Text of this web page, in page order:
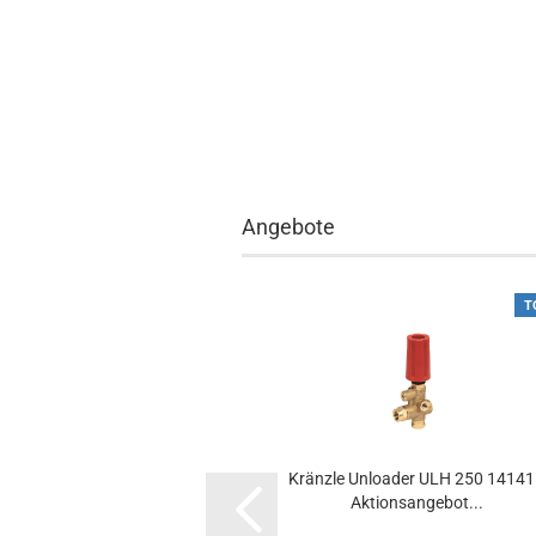
Angebote
Kränzle Unloader ULH 250
Aktionsangebot...